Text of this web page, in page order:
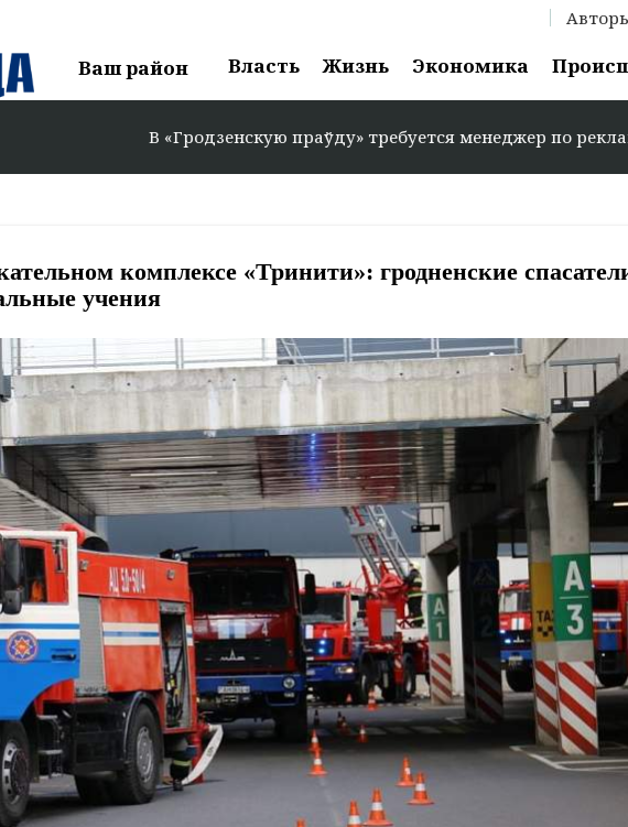
Ваш район Власть Жизнь Экономика
В «Гродзенскую праўду» требуется менеджер по рекламе: +375 29
комплексе «Тринити»: гродненские
учения